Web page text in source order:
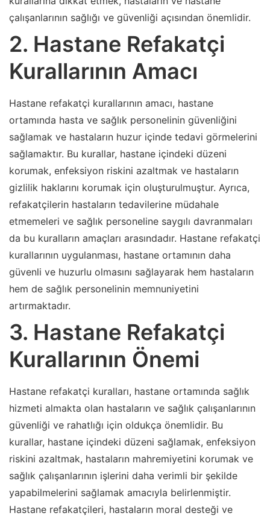
çalışanlarının sağlığı ve güvenliği açısından önemlidir.
2. Hastane Refakatçi
Kurallarının Amacı
Hastane refakatçi kurallarının amacı, hastane
ortamında hasta ve sağlık personelinin güvenliğini
sağlamak ve hastaların huzur içinde tedavi görmelerini
sağlamaktır. Bu kurallar, hastane içindeki düzeni
korumak, enfeksiyon riskini azaltmak ve hastaların
gizlilik haklarını korumak için oluşturulmuştur. Ayrıca,
refakatçilerin hastaların tedavilerine müdahale
etmemeleri ve sağlık personeline saygılı davranmaları
da bu kuralların amaçları arasındadır. Hastane refakatçi
kurallarının uygulanması, hastane ortamının daha
güvenli ve huzurlu olmasını sağlayarak hem hastaların
hem de sağlık personelinin memnuniyetini
artırmaktadır.
3. Hastane Refakatçi
Kurallarının Önemi
Hastane refakatçi kuralları, hastane ortamında sağlık
hizmeti almakta olan hastaların ve sağlık çalışanlarının
güvenliği ve rahatlığı için oldukça önemlidir. Bu
kurallar, hastane içindeki düzeni sağlamak, enfeksiyon
riskini azaltmak, hastaların mahremiyetini korumak ve
sağlık çalışanlarının işlerini daha verimli bir şekilde
yapabilmelerini sağlamak amacıyla belirlenmiştir.
Hastane refakatçileri, hastaların moral desteği ve